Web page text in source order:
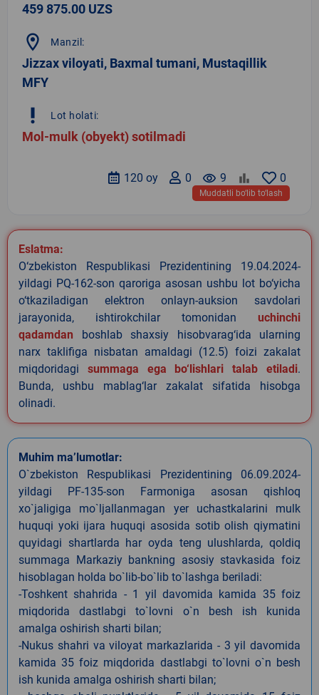
459 875.00 UZS
location_on Manzil:
Jizzax viloyati, Baxmal tumani, Mustaqillik
MFY
priority_high Lot holati:
Mol-mulk (obyekt) sotilmadi
0
remove_red_eye 9
0
120 oy
Muddatli bo‘lib to‘lash
Eslatma:
O‘zbekiston Respublikasi Prezidentining 19.04.2024-
yildagi PQ-162-son qaroriga asosan ushbu lot bo‘yicha
o‘tkaziladigan elektron onlayn-auksion savdolari
jarayonida, ishtirokchilar tomonidan uchinchi
qadamdan boshlab shaxsiy hisobvarag‘ida ularning
narx taklifiga nisbatan amaldagi (12.5) foizi zakalat
miqdoridagi summaga ega bo‘lishlari talab etiladi.
Bunda, ushbu mablag‘lar zakalat sifatida hisobga
olinadi.
Muhim ma’lumotlar:
O`zbekiston Respublikasi Prezidentining 06.09.2024-
yildagi PF-135-son Farmoniga asosan qishloq
xo`jaligiga mo`ljallanmagan yer uchastkalarini mulk
huquqi yoki ijara huquqi asosida sotib olish qiymatini
quyidagi shartlarda har oyda teng ulushlarda, qoldiq
summaga Markaziy bankning asosiy stavkasida foiz
hisoblagan holda bo`lib-bo`lib to`lashga beriladi:
-Toshkent shahrida - 1 yil davomida kamida 35 foiz
miqdorida dastlabgi to`lovni o`n besh ish kunida
amalga oshirish sharti bilan;
-Nukus shahri va viloyat markazlarida - 3 yil davomida
kamida 35 foiz miqdorida dastlabgi to`lovni o`n besh
ish kunida amalga oshirish sharti bilan;